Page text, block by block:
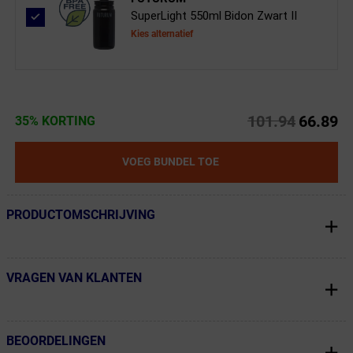
SuperLight 550ml Bidon Zwart II
Kies alternatief
35% KORTING 101.94 66.89
VOEG BUNDEL TOE
← Terug naar productnavigatie
PRODUCTOMSCHRIJVING
← Terug naar productnavigatie
VRAGEN VAN KLANTEN
← Terug naar productnavigatie
BEOORDELINGEN